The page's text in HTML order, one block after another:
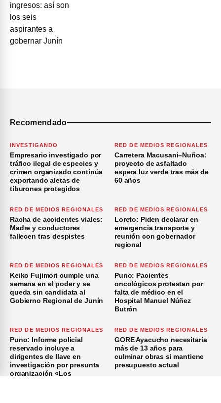
Recomendado
INVESTIGANDO
Empresario investigado por
tráfico ilegal de especies y
crimen organizado continúa
exportando aletas de
tiburones protegidos
RED DE MEDIOS REGIONALES
Carretera Macusani–Nuñoa:
proyecto de asfaltado
espera luz verde tras más de
60 años
RED DE MEDIOS REGIONALES
Racha de accidentes viales:
Madre y conductores
fallecen tras despistes
RED DE MEDIOS REGIONALES
Loreto: Piden declarar en
emergencia transporte y
reunión con gobernador
regional
RED DE MEDIOS REGIONALES
Keiko Fujimori cumple una
semana en el poder y se
queda sin candidata al
Gobierno Regional de Junín
RED DE MEDIOS REGIONALES
Puno: Pacientes
oncológicos protestan por
falta de médico en el
Hospital Manuel Núñez
Butrón
RED DE MEDIOS REGIONALES
Puno: Informe policial
reservado incluye a
dirigentes de Ilave en
investigación por presunta
organización «Los
RED DE MEDIOS REGIONALES
GORE Ayacucho necesitaría
más de 13 años para
culminar obras si mantiene
presupuesto actual